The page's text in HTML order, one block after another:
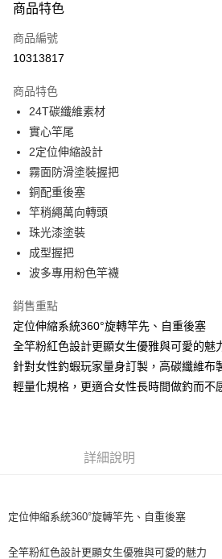
台灣樂天信用卡公司
【大哥付你分期使用說明】
2.付款方式選擇「大哥付你分期」，訂單成立後
流程，驗證手機門號後，選擇欲分期的期數、
4.訂單成立30分鐘內，如未前往確認交易或遇
消。如遇「轉專審核」未通過狀況，表示未達
法說明評估內容。
【繳款方式說明】
1.分期款項不併入電信帳單，「大哥付你分期」
醒簡訊。
帳／街口支付／iPASS MONEY」等通路繳費。
【注意事項】
1.本服務係由「台灣大哥大股份有限公司」（
用戶於交易時，得透過本服務購買商品或服務
買賣價金債權讓與本公司後，依約使用本公司帳
資料（包含姓名、電話或地址）提供予台灣大
由本公司與您本人進行分期帳單所需資料之確認
3.完整用戶服務條款，請詳閱以下連結：https://
相關說明
【關於「AFTEE先享後付」】
便利好安心！
２．便利：只要手機號碼，簡訊認證，即可結帳
３．安心：先確認商品／服務後，再付款。
【「AFTEE先享後付」結帳流程】
１．於結帳方式選擇「AFTEE先享後付」後，
結帳頁面，進行簡訊認證並確認金額後，即可完
３．收到繳費通知簡訊後14天內，點擊此簡訊
ATM／網路銀行／等多元方式進行付款，方視為
※ 請注意：結帳手續完成當下不需立刻繳費，
購買商品的店家。未經商家同意取消之訂單仍
後付繳納相關費用。
是否繳費成功／繳費後需取消欲退款等相關疑
客戶支援中心」 https://
【注意事項】
１．透過由恩沛科技股份有限公司提供之「
權轉讓予恩沛科技股份有限公司。
「AFTEE先享後付」，若未經同意申辦者引起
５．嚴禁一人註冊多個帳號或使用他人資訊註
貨到付款
運送方式
全家取貨付款
每筆NT$60，滿NT$1,200(含以上)免運費
付款後全家取貨
每筆NT$60，滿NT$1,200(含以上)免運費
7-11取貨付款
付款後7-11取貨
每筆NT$60，滿NT$1,200(含以上)免運費
一般宅配（門市自取請勿下單，請聯繫客
每筆NT$100，滿NT$2,000(含以上)免運
計)，訂單才得以成立**)
商品特色
商品編號
10313817
商品特色
24T碳纖維素材
實心竿尾
2定位伸縮設計
霧面防滑塗裝握把
銅配重後塞
竿稍繩萬向轉頭
珠光漆塗裝
成型握把
波多專用粉色竿襪
銷售重點
定位伸縮系統360°旋轉竿先、自重後塞
全竿粉紅色設計更顯女生優雅與可愛的魅
針對女性釣蝦玩家量身訂製，高碳纖維布
輕量化規格，更適合女性長時間做釣而不
詳細說明
定位伸縮系統360°旋轉竿先、自重後塞
全竿粉紅色設計更顯女生優雅與可愛的魅力